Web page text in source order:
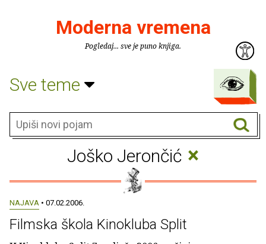
Moderna vremena
Pogledaj... sve je puno knjiga.
Sve teme
Joško Jerončić ×
NAJAVA • 07.02.2006.
Filmska škola Kinokluba Split